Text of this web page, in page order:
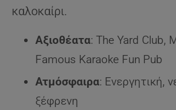
καλοκαίρι.
Αξιοθέατα: The Yard Club,
Famous Karaoke Fun Pub
Ατμόσφαιρα: Ενεργητική,
ξέφρενη